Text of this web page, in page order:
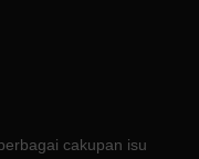
cakupan isu